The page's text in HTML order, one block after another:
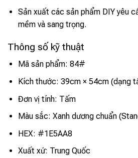
Sản xuất các sản phẩm DIY yêu
mềm và sang trọng.
Thông số kỹ thuật
Mã sản phẩm: 84#
Kích thước: 39cm × 54cm (dạng
Đơn vị tính: Tấm
Màu sắc: Xanh dương chuẩn
HEX: #1E5AA8
Xuất xứ: Trung Quốc